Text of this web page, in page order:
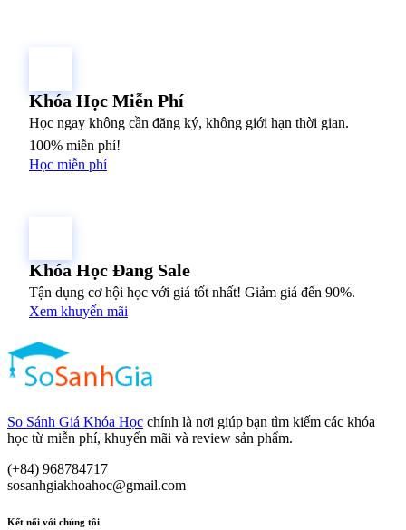
Khóa Học Miễn Phí
Học ngay không cần đăng ký, không giới hạn thời gian.
100% miễn phí!
Học miễn phí
Khóa Học Đang Sale
Tận dụng cơ hội học với giá tốt nhất! Giảm giá đến 90%.
Xem khuyến mãi
So Sánh Giá Khóa Học chính là nơi giúp bạn tìm kiếm các khóa
học từ miễn phí, khuyến mãi và review sản phẩm.
(+84) 968784717
sosanhgiakhoahoc@gmail.com
Kết nối với chúng tôi